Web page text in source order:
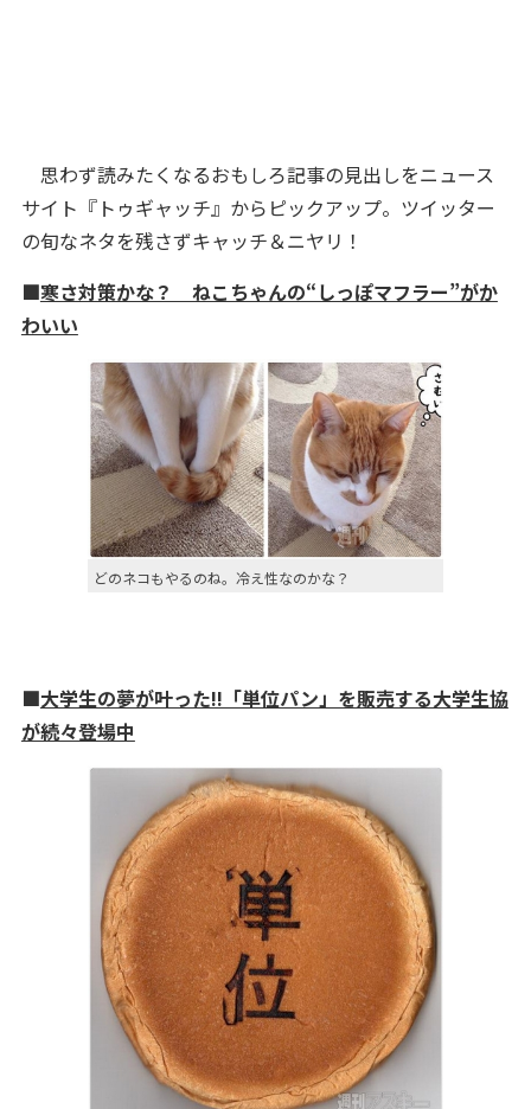
思わず読みたくなるおもしろ記事の見出しをニュース
サイト『トゥギャッチ』からピックアップ。ツイッター
の旬なネタを残さずキャッチ＆ニヤリ！
■寒さ対策かな？ ねこちゃんの“しっぽマフラー”がか
わいい
どのネコもやるのね。冷え性なのかな？
■大学生の夢が叶った!!「単位パン」を販売する大学生協
が続々登場中